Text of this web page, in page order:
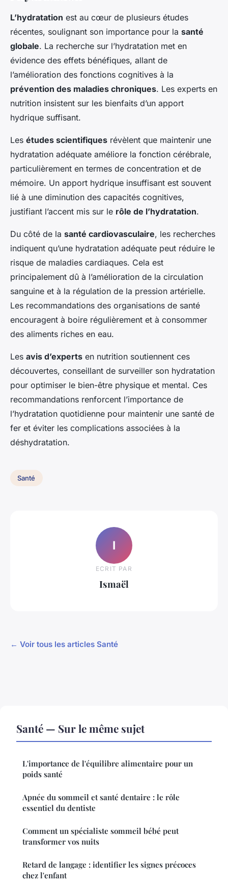
L’hydratation est au cœur de plusieurs études
récentes, soulignant son importance pour la santé
globale. La recherche sur l’hydratation met en
évidence des effets bénéfiques, allant de
l’amélioration des fonctions cognitives à la
prévention des maladies chroniques. Les experts en
nutrition insistent sur les bienfaits d’un apport
hydrique suffisant.
Les études scientifiques révèlent que maintenir une
hydratation adéquate améliore la fonction cérébrale,
particulièrement en termes de concentration et de
mémoire. Un apport hydrique insuffisant est souvent
lié à une diminution des capacités cognitives,
justifiant l’accent mis sur le rôle de l’hydratation.
Du côté de la santé cardiovasculaire, les recherches
indiquent qu’une hydratation adéquate peut réduire le
risque de maladies cardiaques. Cela est
principalement dû à l’amélioration de la circulation
sanguine et à la régulation de la pression artérielle.
Les recommandations des organisations de santé
encouragent à boire régulièrement et à consommer
des aliments riches en eau.
Les avis d’experts en nutrition soutiennent ces
découvertes, conseillant de surveiller son hydratation
pour optimiser le bien-être physique et mental. Ces
recommandations renforcent l’importance de
l’hydratation quotidienne pour maintenir une santé de
fer et éviter les complications associées à la
déshydratation.
Santé
I
ECRIT PAR
Ismaël
← Voir tous les articles Santé
Santé — Sur le même sujet
L'importance de l'équilibre alimentaire pour un
poids santé
Apnée du sommeil et santé dentaire : le rôle
essentiel du dentiste
Comment un spécialiste sommeil bébé peut
transformer vos nuits
Retard de langage : identifier les signes précoces
chez l'enfant